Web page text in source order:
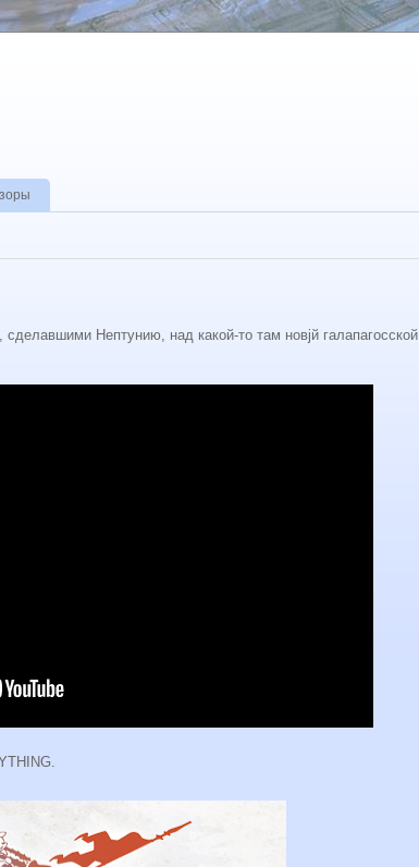
Нептунию, над какой-то там новjй галапагосской